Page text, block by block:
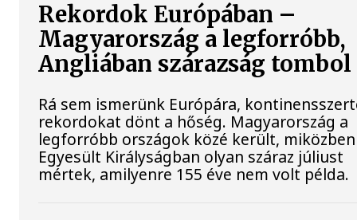
Rekordok Európában –
Magyarország a legforróbb,
Angliában szárazság tombol
Rá sem ismerünk Európára,
rekordokat dönt a hőség. Magyarország a
legforróbb országok közé került,
Egyesült Királyságban olyan száraz júliust
mértek, amilyenre 155 éve nem volt példa.